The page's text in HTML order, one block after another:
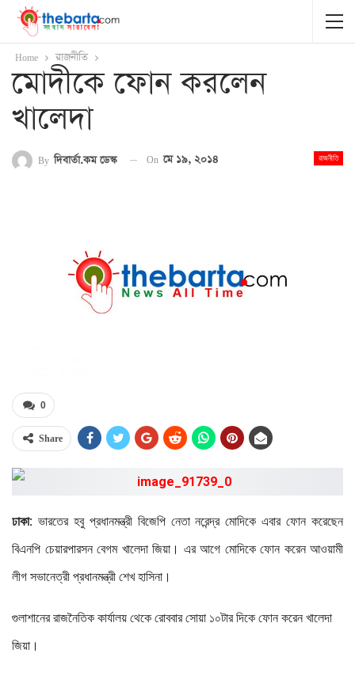
Home রাজনীতি
মোদীকে ফোন করলেন
খালেদা
রাজনীতি
By দিবার্তা.কম ডেস্ক On মে ১৯, ২০১৪
0
Share
ঢাকা: ভারতের হবু প্রধানমন্ত্রী বিজেপি নেতা নরেন্দ্র মোদিকে এবার ফোন করেছেন
বিএনপি চেয়ারপারসন বেগম খালেদা জিয়া। এর আগে মোদিকে ফোন করেন আওয়ামী
লীগ সভানেত্রী প্রধানমন্ত্রী শেখ হাসিনা।
গুলাশানের রাজনৈতিক কার্যালয় থেকে রোববার সোয়া ১০টার দিকে ফোন করেন খালেদা
জিয়া।